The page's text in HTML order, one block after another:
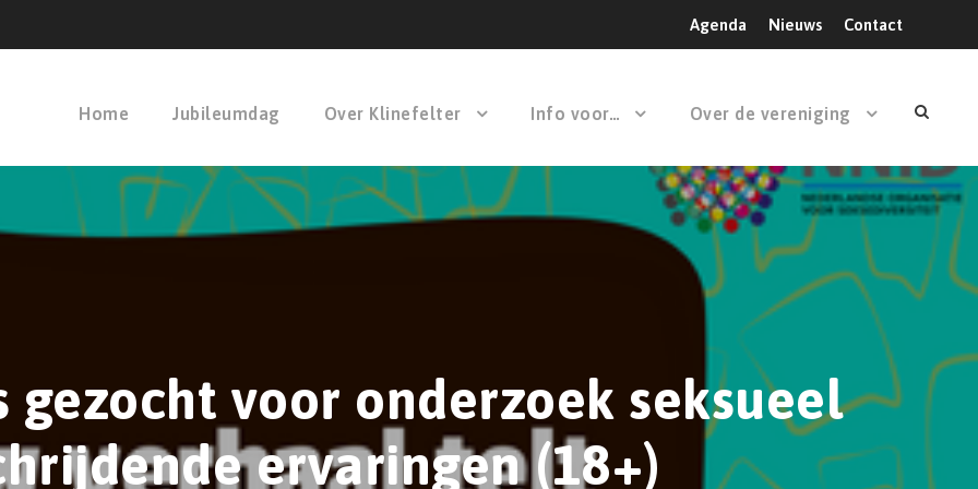
Agenda Nieuws Contact
Home Jubileumdag Over Klinefelter Info voor… Over de vereniging
gezocht voor onderzoek seksueel
ervaringen (18+)